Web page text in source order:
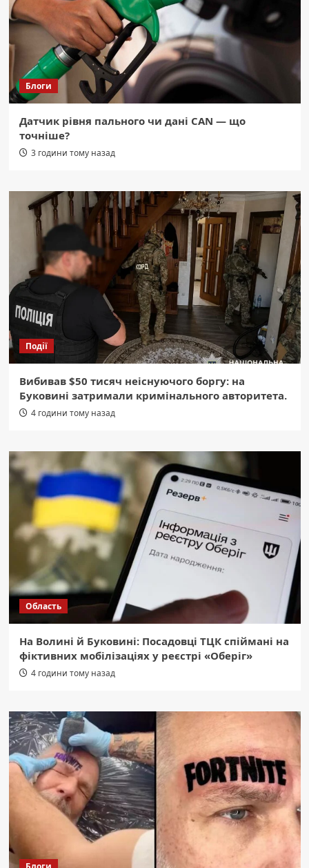
Блоги
Датчик рівня пального чи дані CAN — що
точніше?
3 години тому назад
Події
Вибивав $50 тисяч неіснуючого боргу: на
Буковині затримали кримінального авторитета.
4 години тому назад
Область
На Волині й Буковині: Посадовці ТЦК спіймані на
фіктивних мобілізаціях у реєстрі «Оберіг»
4 години тому назад